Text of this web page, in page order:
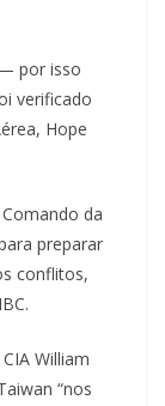
por isso
verificado
Hope
da
preparar
conflitos,
William
“nos